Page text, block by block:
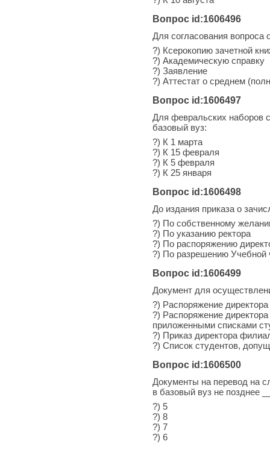
Вопрос id:1606496
Для согласования вопроса
?) Ксерокопию зачетной
?) Академическую справку
?) Заявление
?) Аттестат о среднем
Вопрос id:1606497
Для февральских наборов
базовый вуз:
?) К 1 марта
?) К 15 февраля
?) К 5 февраля
?) К 25 января
Вопрос id:1606498
До издания приказа о
?) По собственному
?) По указанию ректора
?) По распоряжению
?) По разрешению Учебной
Вопрос id:1606499
Документ для
?) Распоряжение
?) Распоряжение
приложенными списками
?) Приказ директора
?) Список студентов,
Вопрос id:1606500
Документы на перевод на
в базовый вуз не позднее
?) 5
?) 8
?) 7
?) 6